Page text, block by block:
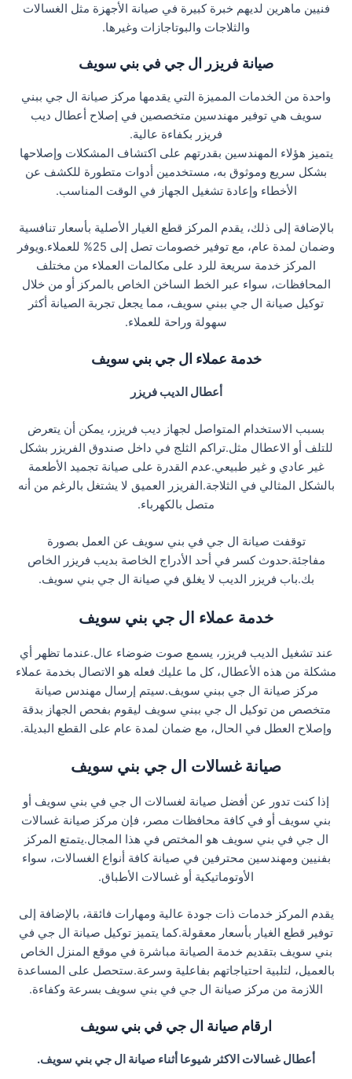
فنيين ماهرين لديهم خبرة كبيرة في صيانة الأجهزة مثل الغسالات
والثلاجات والبوتاجازات وغيرها.
صيانة فريزر ال جي في بني سويف
واحدة من الخدمات المميزة التي يقدمها مركز صيانة ال جي ببني
سويف هي توفير مهندسين متخصصين في إصلاح أعطال ديب
فريزر بكفاءة عالية.
يتميز هؤلاء المهندسين بقدرتهم على اكتشاف المشكلات وإصلاحها
بشكل سريع وموثوق به، مستخدمين أدوات متطورة للكشف عن
الأخطاء وإعادة تشغيل الجهاز في الوقت المناسب.
بالإضافة إلى ذلك، يقدم المركز قطع الغيار الأصلية بأسعار تنافسية
وضمان لمدة عام، مع توفير خصومات تصل إلى 25% للعملاء.ويوفر
المركز خدمة سريعة للرد على مكالمات العملاء من مختلف
المحافظات، سواء عبر الخط الساخن الخاص بالمركز أو من خلال
توكيل صيانة ال جي ببني سويف، مما يجعل تجربة الصيانة أكثر
سهولة وراحة للعملاء.
خدمة عملاء ال جي بني سويف
أعطال الديب فريزر
بسبب الاستخدام المتواصل لجهاز ديب فريزر، يمكن أن يتعرض
للتلف أو الاعطال مثل.تراكم الثلج في داخل صندوق الفريزر بشكل
غير عادي و غير طبيعي.عدم القدرة على صيانة تجميد الأطعمة
بالشكل المثالي في الثلاجة.الفريزر العميق لا يشتغل بالرغم من أنه
متصل بالكهرباء.
توقفت صيانة ال جي في بني سويف عن العمل بصورة
مفاجئة.حدوث كسر في أحد الأدراج الخاصة بديب فريزر الخاص
بك.باب فريزر الديب لا يغلق في صيانة ال جي بني سويف.
خدمة عملاء ال جي بني سويف
عند تشغيل الديب فريزر، يسمع صوت ضوضاء عال.عندما تظهر أي
مشكلة من هذه الأعطال، كل ما عليك فعله هو الاتصال بخدمة عملاء
مركز صيانة ال جي ببني سويف.سيتم إرسال مهندس صيانة
متخصص من توكيل ال جي ببني سويف ليقوم بفحص الجهاز بدقة
وإصلاح العطل في الحال، مع ضمان لمدة عام على القطع البديلة.
صيانة غسالات ال جي بني سويف
إذا كنت تدور عن أفضل صيانة لغسالات ال جي في بني سويف أو
بني سويف أو في كافة محافظات مصر، فإن مركز صيانة غسالات
ال جي في بني سويف هو المختص في هذا المجال.يتمتع المركز
بفنيين ومهندسين محترفين في صيانة كافة أنواع الغسالات، سواء
الأوتوماتيكية أو غسالات الأطباق.
يقدم المركز خدمات ذات جودة عالية ومهارات فائقة، بالإضافة إلى
توفير قطع الغيار بأسعار معقولة.كما يتميز توكيل صيانة ال جي في
بني سويف بتقديم خدمة الصيانة مباشرة في موقع المنزل الخاص
بالعميل، لتلبية احتياجاتهم بفاعلية وسرعة.ستحصل على المساعدة
اللازمة من مركز صيانة ال جي في بني سويف بسرعة وكفاءة.
ارقام صيانة ال جي في بني سويف
أعطال غسالات الاكثر شيوعا أثناء صيانة ال جي بني سويف.